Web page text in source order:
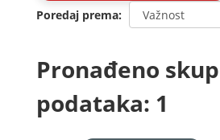
Poredaj prema
Pronađeno
podataka: 1